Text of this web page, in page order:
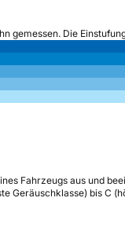
gemessen. Die
Fahrzeugs aus und
Geräuschklasse) bis C